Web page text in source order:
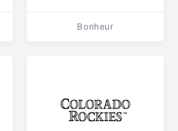
Bonheur